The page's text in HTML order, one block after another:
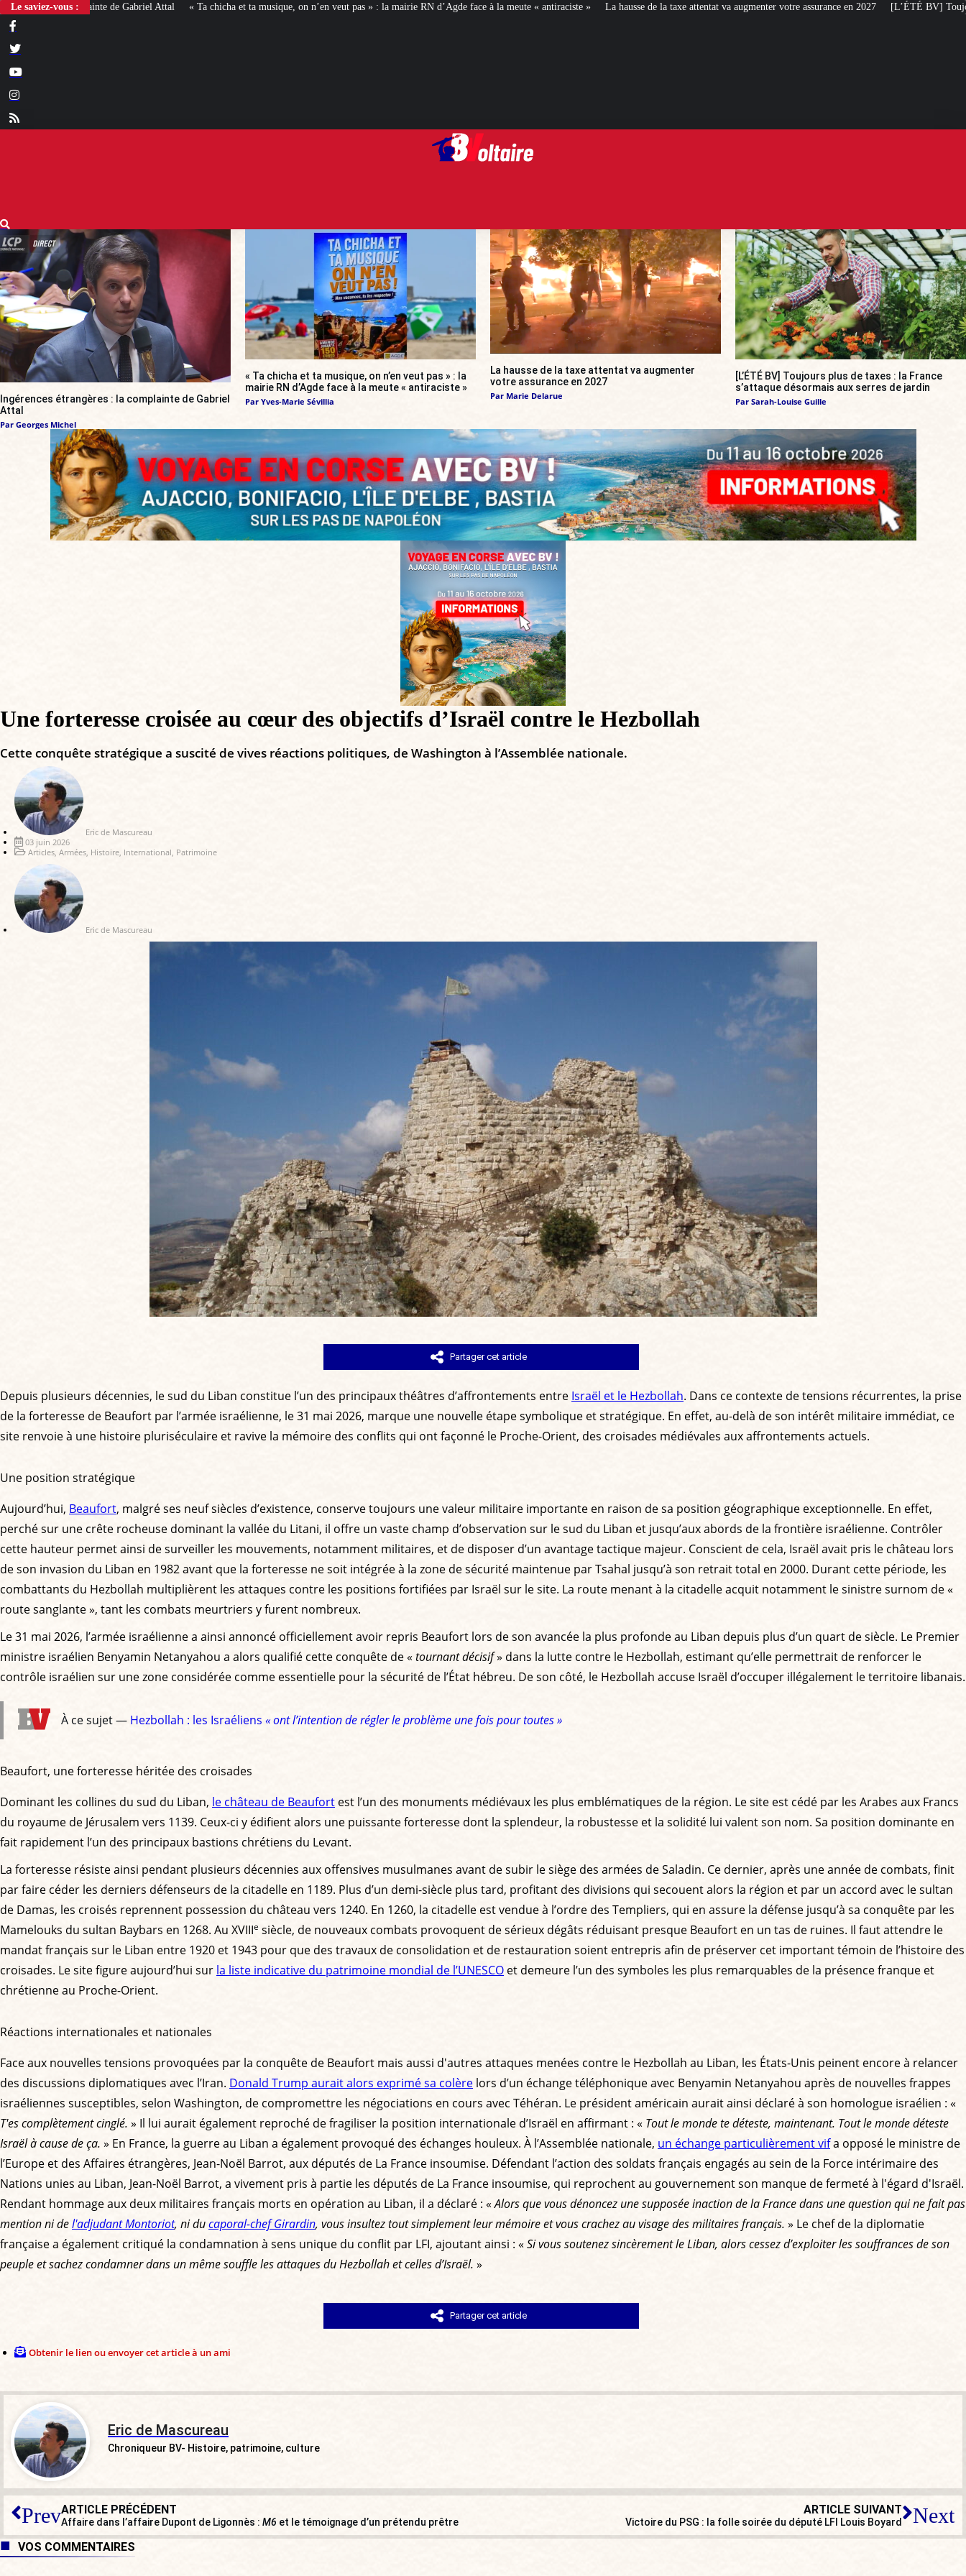
Le saviez-vous :« Ta chicha et ta musique, on n’en veut pas » : la mairie RN d’Agde face à la meute « antiraciste » La hausse de la taxe attentat va augmenter votre assurance en 2027 [L’ÉTÉ BV] Toujours plus de taxes : la France
Ingérences étrangères : la complainte de Gabriel
Attal
Par Georges Michel
« Ta chicha et ta musique, on n’en veut pas » : la
mairie RN d’Agde face à la meute « antiraciste »
Par Yves-Marie Sévillia
La hausse de la taxe attentat va augmenter
votre assurance en 2027
Par Marie Delarue
[L’ÉTÉ BV] Toujours plus de taxes : la France
s’attaque désormais aux serres de jardin
Par Sarah-Louise Guille
Une forteresse croisée au cœur des objectifs d’Israël contre le Hezbollah
Cette conquête stratégique a suscité de vives réactions politiques, de Washington à l’Assemblée nationale.
Eric de Mascureau
03 juin 2026
Articles Armées Histoire International Patrimoine
Eric de Mascureau
Partager cet article
Depuis plusieurs décennies, le sud du Liban constitue l’un des principaux théâtres d’affrontements entre Israël et le Hezbollah. Dans ce contexte de tensions récurrentes, la prise
de la forteresse de Beaufort par l’armée israélienne, le 31 mai 2026, marque une nouvelle étape symbolique et stratégique. En effet, au-delà de son intérêt militaire immédiat, ce
site renvoie à une histoire pluriséculaire et ravive la mémoire des conflits qui ont façonné le Proche-Orient, des croisades médiévales aux affrontements actuels.
Une position stratégique
Aujourd’hui, Beaufort, malgré ses neuf siècles d’existence, conserve toujours une valeur militaire importante en raison de sa position géographique exceptionnelle. En effet,
perché sur une crête rocheuse dominant la vallée du Litani, il offre un vaste champ d’observation sur le sud du Liban et jusqu’aux abords de la frontière israélienne. Contrôler
cette hauteur permet ainsi de surveiller les mouvements, notamment militaires, et de disposer d’un avantage tactique majeur. Conscient de cela, Israël avait pris le château lors
de son invasion du Liban en 1982 avant que la forteresse ne soit intégrée à la zone de sécurité maintenue par Tsahal jusqu’à son retrait total en 2000. Durant cette période, les
combattants du Hezbollah multiplièrent les attaques contre les positions fortifiées par Israël sur le site. La route menant à la citadelle acquit notamment le sinistre surnom de «
route sanglante », tant les combats meurtriers y furent nombreux.
Le 31 mai 2026, l’armée israélienne a ainsi annoncé officiellement avoir repris Beaufort lors de son avancée la plus profonde au Liban depuis plus d’un quart de siècle. Le Premier
ministre israélien Benyamin Netanyahou a alors qualifié cette conquête de «tournant décisif» dans la lutte contre le Hezbollah, estimant qu’elle permettrait de renforcer le
contrôle israélien sur une zone considérée comme essentielle pour la sécurité de l’État hébreu. De son côté, le Hezbollah accuse Israël d’occuper illégalement le territoire libanais.
À ce sujet — Hezbollah : les Israéliens « ont l’intention de régler le problème une fois pour toutes »
Beaufort, une forteresse héritée des croisades
Dominant les collines du sud du Liban, le château de Beaufort est l’un des monuments médiévaux les plus emblématiques de la région. Le site est cédé par les Arabes aux Francs
du royaume de Jérusalem vers 1139. Ceux-ci y édifient alors une puissante forteresse dont la splendeur, la robustesse et la solidité lui valent son nom. Sa position dominante en
fait rapidement l’un des principaux bastions chrétiens du Levant.
La forteresse résiste ainsi pendant plusieurs décennies aux offensives musulmanes avant de subir le siège des armées de Saladin. Ce dernier, après une année de combats, finit
par faire céder les derniers défenseurs de la citadelle en 1189. Plus d’un demi-siècle plus tard, profitant des divisions qui secouent alors la région et par un accord avec le sultan
de Damas, les croisés reprennent possession du château vers 1240. En 1260, la citadelle est vendue à l’ordre des Templiers, qui en assure la défense jusqu’à sa conquête par les
Mamelouks du sultan Baybars en 1268. Au XVIIIe siècle, de nouveaux combats provoquent de sérieux dégâts réduisant presque Beaufort en un tas de ruines. Il faut attendre le
mandat français sur le Liban entre 1920 et 1943 pour que des travaux de consolidation et de restauration soient entrepris afin de préserver cet important témoin de l’histoire des
croisades. Le site figure aujourd’hui sur la liste indicative du patrimoine mondial de l’UNESCO et demeure l’un des symboles les plus remarquables de la présence franque et
chrétienne au Proche-Orient.
Réactions internationales et nationales
Face aux nouvelles tensions provoquées par la conquête de Beaufort mais aussi d'autres attaques menées contre le Hezbollah au Liban, les États-Unis peinent encore à relancer
des discussions diplomatiques avec l’Iran. Donald Trump aurait alors exprimé sa colère lors d’un échange téléphonique avec Benyamin Netanyahou après de nouvelles frappes
israéliennes susceptibles, selon Washington, de compromettre les négociations en cours avec Téhéran. Le président américain aurait ainsi déclaré à son homologue israélien : «
T'es complètement cinglé. » Il lui aurait également reproché de fragiliser la position internationale d’Israël en affirmant : « Tout le monde te déteste, maintenant. Tout le monde déteste
Israël à cause de ça. » En France, la guerre au Liban a également provoqué des échanges houleux. À l’Assemblée nationale, un échange particulièrement vifa opposé le ministre de
l’Europe et des Affaires étrangères, Jean-Noël Barrot, aux députés de La France insoumise. Défendant l’action des soldats français engagés au sein de la Force intérimaire des
Nations unies au Liban, Jean-Noël Barrot, a vivement pris à partie les députés de La France insoumise, qui reprochent au gouvernement son manque de fermeté à l'égard d'Israël.
Rendant hommage aux deux militaires français morts en opération au Liban, il a déclaré : «Alors que vous dénoncez une supposée inaction de la France dans une question qui ne fait pas
mention ni del'adjudant Montoriot, ni ducaporal-chef Girardin, vous insultez tout simplement leur mémoire et vous crachez au visage des militaires français. » Le chef de la diplomatie
française a également critiqué la condamnation à sens unique du conflit par LFI, ajoutant ainsi : «Si vous soutenez sincèrement le Liban, alors cessez d’exploiter les souffrances de son
peuple et sachez condamner dans un même souffle les attaques du Hezbollah et celles d’Israël. »
Partager cet article
Obtenir le lien ou envoyer cet article à un ami
Eric de Mascureau
Chroniqueur BV- Histoire, patrimoine, culture
PrevARTICLE PRÉCÉDENT
Affaire dans l’affaire Dupont de Ligonnès : M6 et le témoignage d’un prétendu prêtre
ARTICLE SUIVANT
Victoire du PSG : la folle soirée du député LFI Louis Boyard Next
VOS COMMENTAIRES